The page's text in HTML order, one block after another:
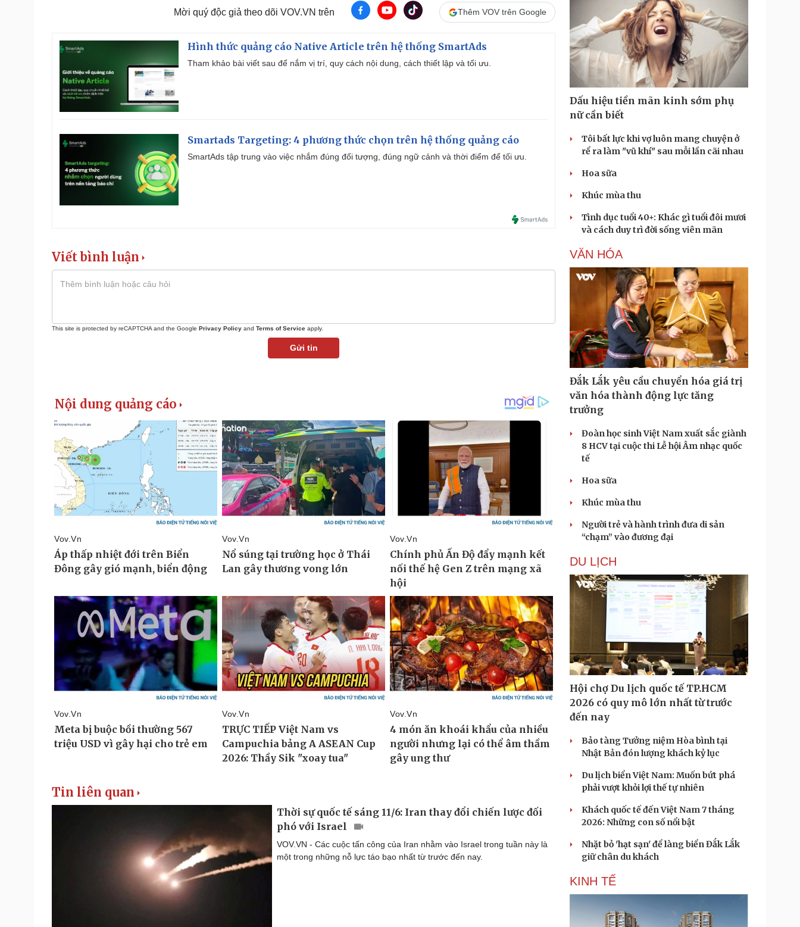
Mời quý độc giả theo dõi VOV.VN trên Thêm VOV trên Google
Hình thức quảng cáo Native Article trên hệ thống SmartAds
Tham khảo bài viết sau để nắm vị trí, quy cách nội dung, cách thiết lập và tối ưu.
Smartads Targeting: 4 phương thức chọn trên hệ thống quảng cáo
SmartAds tập trung vào việc nhắm đúng đối tượng, đúng ngữ cảnh và thời điểm để tối ưu.
Viết bình luận
This site is protected by reCAPTCHA and the Google Privacy Policy and Terms of Service apply.
Gửi tin
Tin liên quan
Thời sự quốc tế sáng 11/6: Iran thay đổi chiến lược đối
phó với Israel
VOV.VN - Các cuộc tấn công của Iran nhằm vào Israel trong tuần này là
một trong những nỗ lực táo bạo nhất từ trước đến nay.
Dấu hiệu tiền mãn kinh sớm phụ
nữ cần biết
Tôi bất lực khi vợ luôn mang chuyện ở
rể ra làm "vũ khí" sau mỗi lần cãi nhau
Hoa sữa
Khúc mùa thu
Tình dục tuổi 40+: Khác gì tuổi đôi mươi
và cách duy trì đời sống viên mãn
VĂN HÓA
Đắk Lắk yêu cầu chuyển hóa giá trị
văn hóa thành động lực tăng
trưởng
Đoàn học sinh Việt Nam xuất sắc giành
8 HCV tại cuộc thi Lễ hội Âm nhạc quốc
tế
Hoa sữa
Khúc mùa thu
Người trẻ và hành trình đưa di sản
“chạm” vào đương đại
DU LỊCH
Hội chợ Du lịch quốc tế TP.HCM
2026 có quy mô lớn nhất từ trước
đến nay
Bảo tàng Tưởng niệm Hòa bình tại
Nhật Bản đón lượng khách kỷ lục
Du lịch biển Việt Nam: Muốn bứt phá
phải vượt khỏi lợi thế tự nhiên
Khách quốc tế đến Việt Nam 7 tháng
2026: Những con số nổi bật
Nhặt bỏ 'hạt sạn' để làng biển Đắk Lắk
giữ chân du khách
KINH TẾ